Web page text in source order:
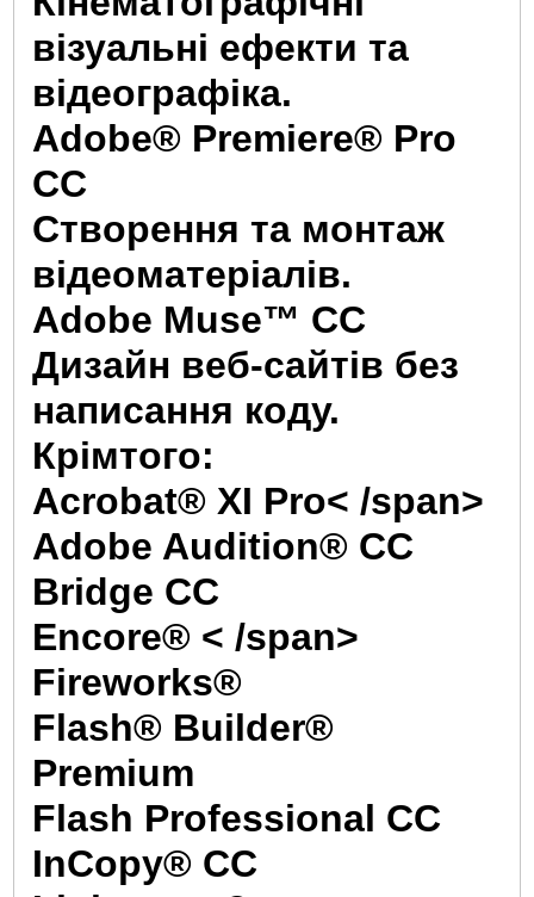
візуальні ефекти та
відеографіка.
Adobe® Premiere® Pro
CC
Створення та монтаж
відеоматеріалів.
Adobe Muse™ CC
Дизайн веб-сайтів без
написання коду.
Крімтого:
Acrobat® XI Pro< /span>
Adobe Audition® CC
Bridge CC
Encore® < /span>
Fireworks®
Flash® Builder®
Premium
Flash Professional CC
InCopy® CC